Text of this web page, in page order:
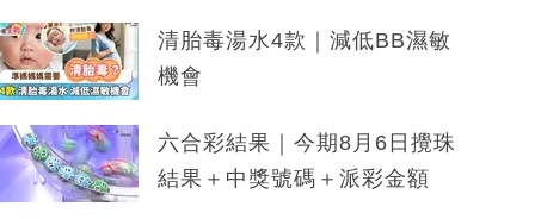
清胎毒湯水4款｜減低BB濕敏
機會
六合彩結果｜今期8月6日攪珠
結果＋中獎號碼＋派彩金額